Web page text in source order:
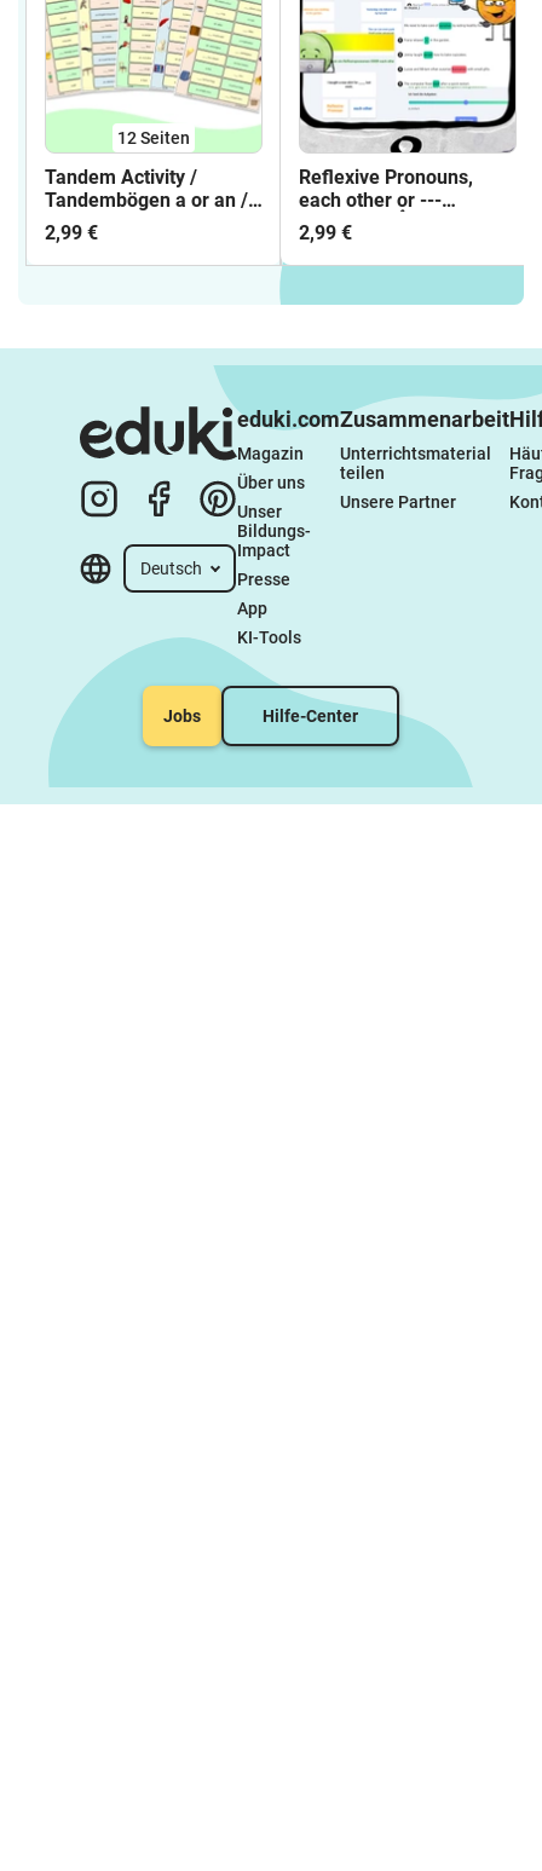
12Seiten
Tandem Activity /
Tandembögen a or an /
indefinite article
2,99 €
Reflexive Pronouns,
each other or ---
Interactive 👆
2,99 €
Deutsch
eduki.com
Magazin
Über uns
Unser
Bildungs-
Impact
Presse
App
KI-Tools
Zusammenarbeit
Unterrichtsmaterial
teilen
Unsere Partner
Jobs Hilfe-Center